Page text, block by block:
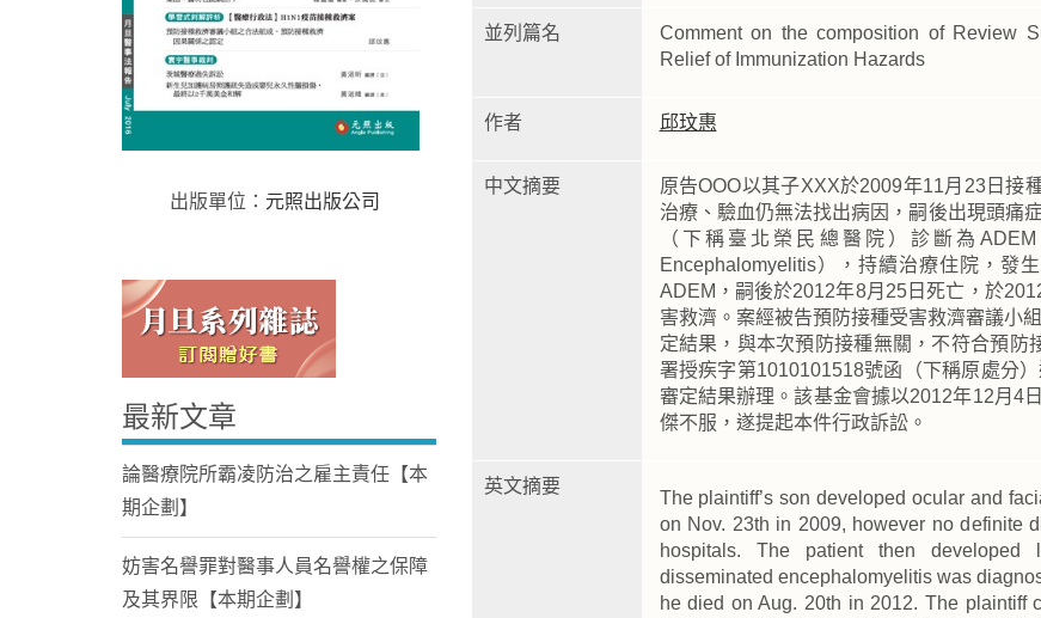
並列篇名
Comment on the composition of Review
Relief of Immunization Hazards
作者 邱玟惠
中文摘要
原告OOO以其子XXX於2009年11月23日接
治療、驗血仍無法找出病因，嗣後出現頭痛
（下稱臺北榮民總醫院）診斷為
Encephalomyelitis），持續治療住院，發
ADEM，嗣後於2012年8月25日死亡，於
害救濟。案經被告預防接種受害救濟審議小
定結果，與本次預防接種無關，不符合預防
署授疾字第1010101518號函（下稱原處分
審定結果辦理。該基金會據以2012年12月4
傑不服，遂提起本件行政訴訟。
英文摘要
The plaintiff’s son developed ocular and
on Nov. 23th in 2009, however no definite
hospitals. The patient then developed
disseminated encephalomyelitis was
he died on Aug. 20th in 2012. The plaintiff
出版單位： 元照出版公司
最新文章
論醫療院所霸凌防治之雇主責任【本
期企劃】
妨害名譽罪對醫事人員名譽權之保障
及其界限【本期企劃】